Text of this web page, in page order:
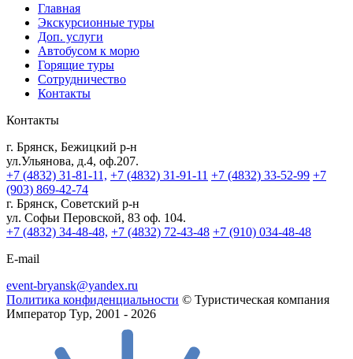
Главная
Экскурсионные туры
Доп. услуги
Автобусом к морю
Горящие туры
Сотрудничество
Контакты
Контакты
г. Брянск, Бежицкий р-н
ул.Ульянова, д.4, оф.207.
+7 (4832) 31-81-11, +7 (4832) 31-91-11 +7 (4832) 33-52-99 +7
(903) 869-42-74
г. Брянск, Советский р-н
ул. Софьи Перовской, 83 оф. 104.
+7 (4832) 34-48-48, +7 (4832) 72-43-48 +7 (910) 034-48-48
E-mail
event-bryansk@yandex.ru
Политика конфиденциальности © Туристическая компания
Император Тур, 2001 - 2026